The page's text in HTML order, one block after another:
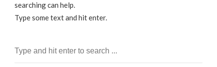
searching can help.
Type some text and hit enter.